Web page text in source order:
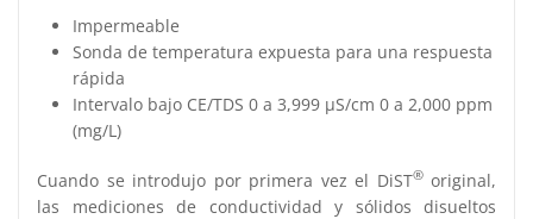
Impermeable
Sonda de temperatura expuesta para una respuesta
rápida
Intervalo bajo CE/TDS 0 a 3,999 µS/cm 0 a 2,000 ppm
(mg/L)
Cuando se introdujo por primera vez el DiST®original,
las mediciones de conductividad y sólidos disueltos